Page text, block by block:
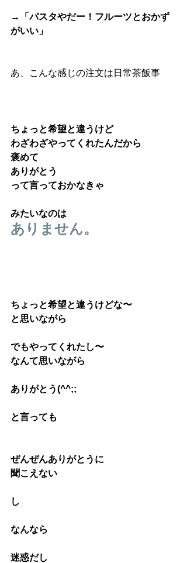
→「パスタやだー！フルーツとおかず
がいい」
あ、こんな感じの注文は日常茶飯事
ちょっと希望と違うけど
わざわざやってくれたんだから
褒めて
ありがとう
って言っておかなきゃ
みたいなのは
ありません。
ちょっと希望と違うけどな〜
と思いながら
でもやってくれたし〜
なんて思いながら
ありがとう(^^;;
と言っても
ぜんぜんありがとうに
聞こえない
し
なんなら
迷惑だし